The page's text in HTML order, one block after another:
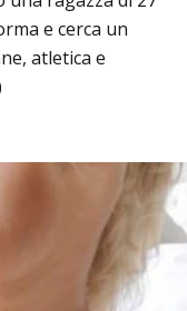
e cerca un
atletica e